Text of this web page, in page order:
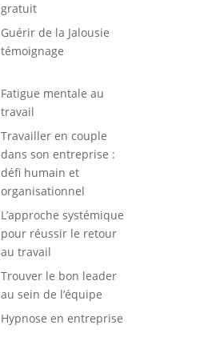
gratuit
Guérir de la Jalousie
témoignage
Fatigue mentale au
travail
Travailler en couple
dans son entreprise :
défi humain et
organisationnel
L’approche systémique
pour réussir le retour
au travail
Trouver le bon leader
au sein de l’équipe
Hypnose en entreprise